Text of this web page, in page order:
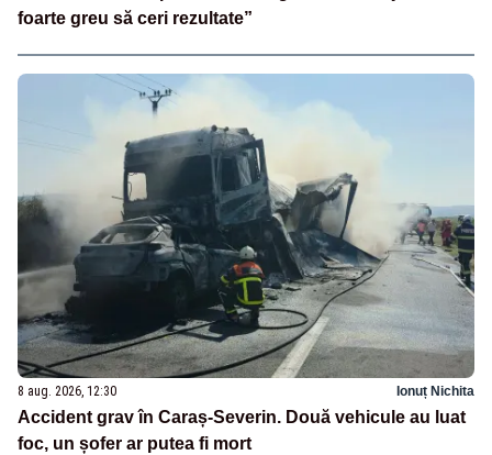
foarte greu să ceri rezultate”
8 aug. 2026, 12:30 Ionuț Nichita
Accident grav în Caraș-Severin. Două vehicule au luat
foc, un șofer ar putea fi mort